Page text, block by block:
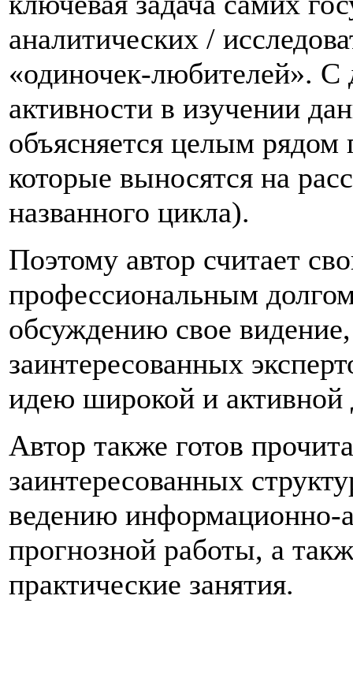
аналитических /
«одиночек-любителей». С
активности в изучении
объясняется целым
которые выносятся на
названного цикла).
Поэтому автор считает
профессиональным
обсуждению свое
заинтересованных
идею широкой и активной
Автор также готов
заинтересованных
ведению информационно-
прогнозной работы, а
практические занятия.